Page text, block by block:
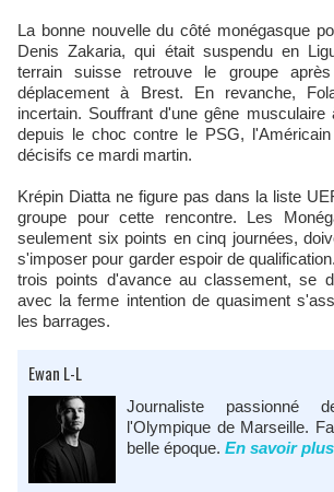
La bonne nouvelle du côté monégasque
Denis Zakaria, qui était suspendu en
terrain suisse retrouve le groupe
déplacement à Brest. En revanche,
incertain. Souffrant d'une gêne
depuis le choc contre le PSG,
décisifs ce mardi martin.
Krépin Diatta ne figure pas dans la liste
groupe pour cette rencontre. Les
seulement six points en cinq journées,
s'imposer pour garder espoir de
trois points d'avance au classement, se
avec la ferme intention de quasiment
les barrages.
Ewan L-L
Journaliste
l'Olympique de Marseille.
belle époque. En savoir